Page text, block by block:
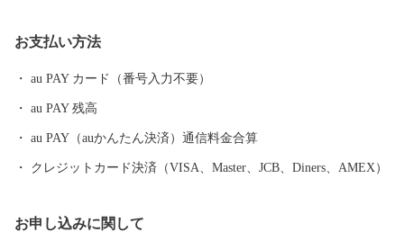
ど果樹の一大産地として発展してきました。 大自然に囲まれ四
お支払い方法
au PAY カード（番号入力不要）
au PAY 残高
au PAY（auかんたん決済）通信料金合算
クレジットカード決済（VISA、Master、JCB、Diners、AMEX）
お申し込みに関して